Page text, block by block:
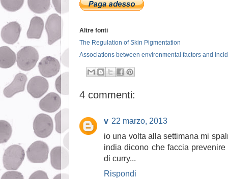
Altre fonti
The Regulation of Skin Pigmentation
Associations between environmental factors and
4 commenti:
v 22 marzo, 2013
io una volta alla settimana mi
india dicono che faccia
di curry...
Rispondi